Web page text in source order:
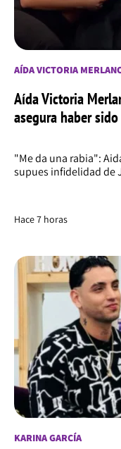
AÍDA VICTORIA
Aída Victoria
asegura haber
"Me da una rabia":
supues infidelidad de
Hace 7 horas
KARINA GARCÍA